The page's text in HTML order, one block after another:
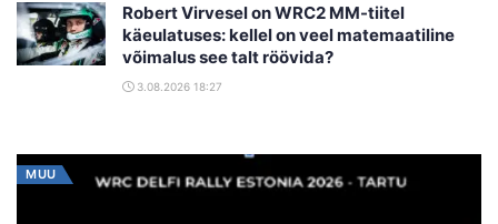
Robert Virvesel on WRC2 MM-tiitel
käeulatuses: kellel on veel matemaatiline
võimalus see talt röövida?
3.08.2026 18:27
MUU